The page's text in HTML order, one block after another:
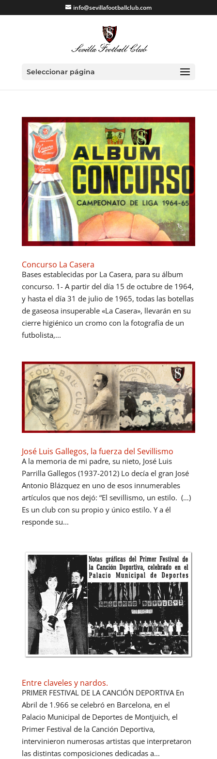
info@sevillafootballclub.com
Seleccionar página
Concurso La Casera
Bases establecidas por La Casera, para su álbum
concurso. 1- A partir del día 15 de octubre de 1964,
y hasta el día 31 de julio de 1965, todas las botellas
de gaseosa insuperable «La Casera», llevarán en su
cierre higiénico un cromo con la fotografía de un
futbolista,...
José Luis Gallegos, la fuerza del Sevillismo
A la memoria de mi padre, su nieto, José Luis
Parrilla Gallegos (1937-2012) Lo decía el gran José
Antonio Blázquez en uno de esos innumerables
artículos que nos dejó: “El sevillismo, un estilo. (…)
Es un club con su propio y único estilo. Y a él
responde su...
Entre claveles y nardos.
PRIMER FESTIVAL DE LA CANCIÓN DEPORTIVA En
Abril de 1.966 se celebró en Barcelona, en el
Palacio Municipal de Deportes de Montjuich, el
Primer Festival de la Canción Deportiva,
intervinieron numerosas artistas que interpretaron
las distintas composiciones dedicadas a...